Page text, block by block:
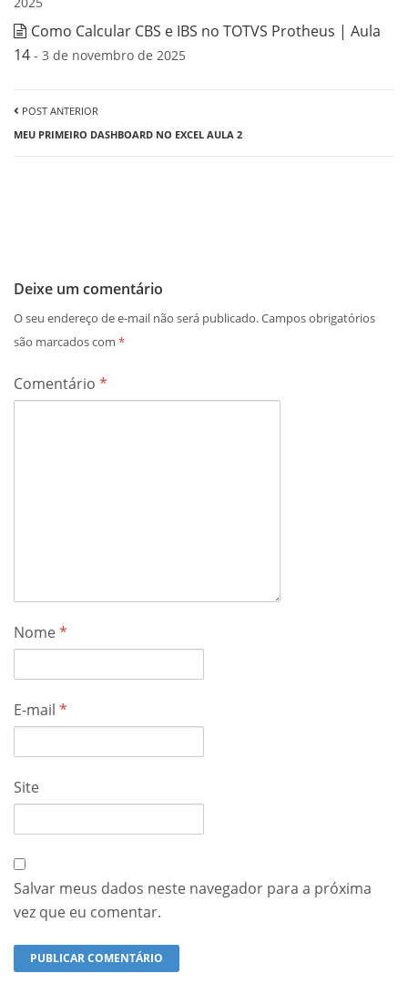
Como Calcular CBS e IBS no TOTVS Protheus | Aula
14 - 3 de novembro de 2025
POST ANTERIOR
MEU PRIMEIRO DASHBOARD NO EXCEL AULA 2
Deixe um comentário
O seu endereço de e-mail não será publicado.Campos obrigatórios
são marcados com *
Comentário *
Nome*
E-mail *
Site
Salvar meus dados neste navegador para a próxima
vez que eu comentar.